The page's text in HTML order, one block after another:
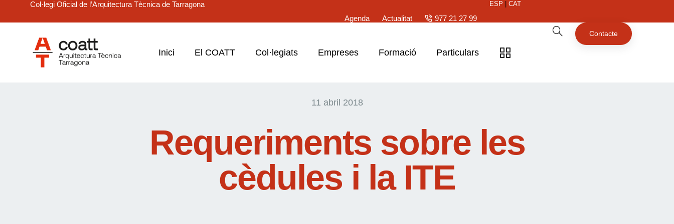
Col·legi Oficial de l’Arquitectura Tècnica de Tarragona
Agenda
Actualitat 977 21 27 99
ESP CAT
Inici El COATT Col·legiats Empreses Formació Particulars
Contacte
11 abril 2018
Requeriments sobre les
cèdules i la ITE